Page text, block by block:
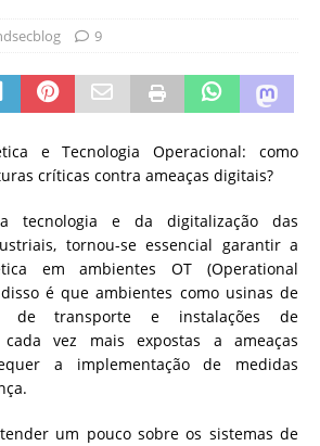
9
e Tecnologia Operacional: como
críticas contra ameaças digitais?
tecnologia e da digitalização das
tornou-se essencial garantir a
em ambientes OT (Operational
é que ambientes como usinas de
de transporte e instalações de
vez mais expostas a ameaças
a implementação de medidas
um pouco sobre os sistemas de